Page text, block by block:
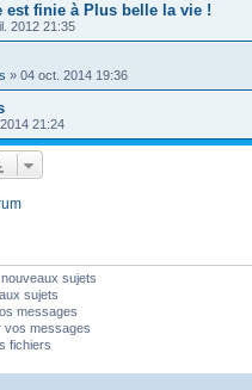
est finie à Plus belle la vie !
2012 21:35
» 04 oct. 2014 19:36
21:24
sujets
sujets
messages
vos messages
fichiers